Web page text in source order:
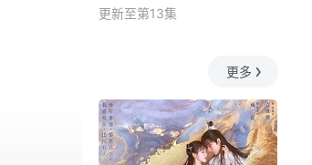
更新至第13集
更多